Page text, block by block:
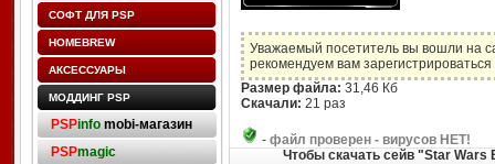
СОФТ ДЛЯ PSP
HOMEBREW
АКСЕССУАРЫ
МОДДИНГ PSP
PSPinfo mobi-магазин
PSPmagic
Уважаемый посетитель вы вошли на
рекомендуем вам
Размер файла: 31,46 Кб
Скачали: 21 раз
- файл проверен - вирусов НЕТ!
Чтобы скачать сейв "Star